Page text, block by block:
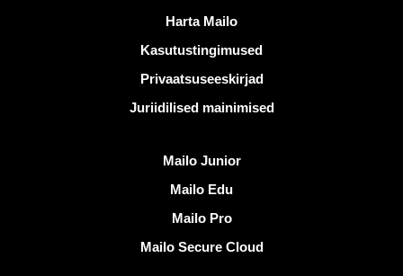
Harta Mailo
Kasutustingimused
Privaatsuseeskirjad
Juriidilised mainimised
Mailo Junior
Mailo Edu
Mailo Pro
Mailo Secure Cloud